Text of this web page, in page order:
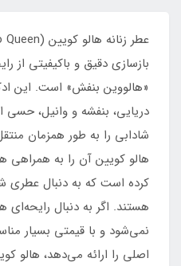
بازسازی دقیق و باکیفیتی از
دریایی، بنفشه و وانیل، حسی
شادابی را به طور همزمان
هالو کویین آن را به همراهی
کرده است که به دنبال عطری
هستند. اگر به دنبال
نمی‌شود و با قیمتی بسیار
اصلی را ارائه می‌دهد، هالو